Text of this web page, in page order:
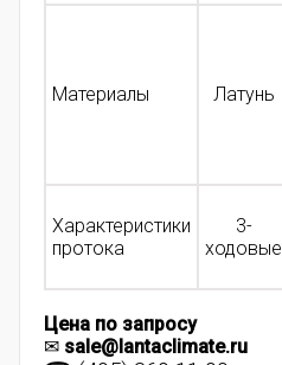
Материалы Латунь
Характеристики
протока
3-
ходовые
Цена по запросу
✉ sale@lantaclimate.ru